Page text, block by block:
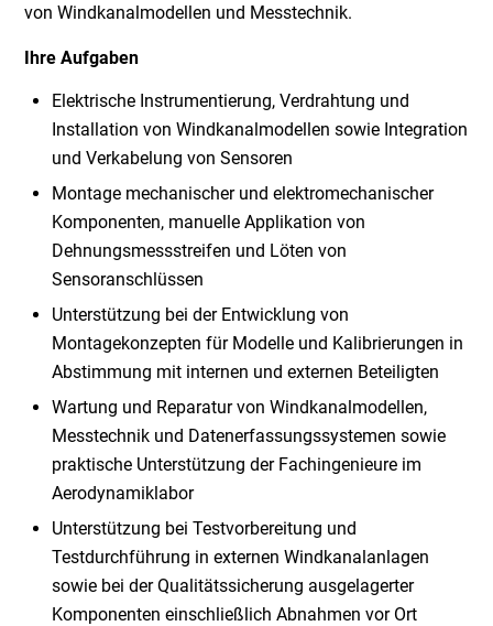
von Windkanalmodellen und Messtechnik.
Ihre Aufgaben
Elektrische Instrumentierung, Verdrahtung und
Installation von Windkanalmodellen sowie Integration
und Verkabelung von Sensoren
Montage mechanischer und elektromechanischer
Komponenten, manuelle Applikation von
Dehnungsmessstreifen und Löten von
Sensoranschlüssen
Unterstützung bei der Entwicklung von
Montagekonzepten für Modelle und Kalibrierungen in
Abstimmung mit internen und externen Beteiligten
Wartung und Reparatur von Windkanalmodellen,
Messtechnik und Datenerfassungssystemen sowie
praktische Unterstützung der Fachingenieure im
Aerodynamiklabor
Unterstützung bei Testvorbereitung und
Testdurchführung in externen Windkanalanlagen
sowie bei der Qualitätssicherung ausgelagerter
Komponenten einschließlich Abnahmen vor Ort